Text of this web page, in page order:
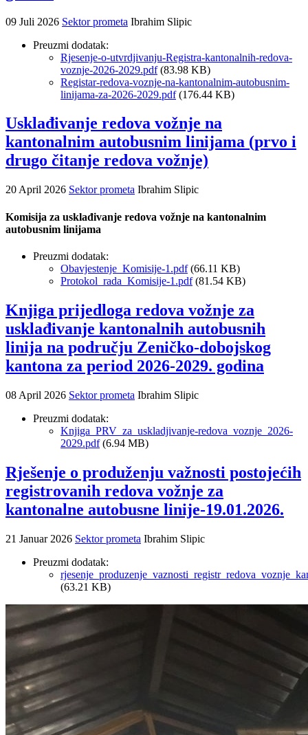
09 Juli 2026 Sektor prometa Ibrahim Slipic
Preuzmi dodatak:
Rjesenje-o-utvrdjivanju-Registra-kantonalnih-redova-
voznje-2026-2029.pdf(83.98 KB)
Registar-redova-voznje-na-kantonalnim-autobusnim-
linijama-za-2026-2029.pdf(176.44 KB)
Usklađivanje redova vožnje na
kantonalnim autobusnim linijama (prvo i
drugo čitanje redova vožnje)
20 April 2026 Sektor prometa Ibrahim Slipic
Komisija za usklađivanje redova vožnje na kantonalnim
autobusnim linijama
Preuzmi dodatak:
Obavjestenje_Komisije-1.pdf(66.11 KB)
Protokol_rada_Komisije-1.pdf(81.54 KB)
Knjiga prijedloga redova vožnje za
usklađivanje kantonalnih autobusnih
linija na području Zeničko-dobojskog
kantona za period 2026-2029. godina
08 April 2026 Sektor prometa Ibrahim Slipic
Preuzmi dodatak:
Knjiga_PRV_za_uskladjivanje-redova_voznje_2026-
2029.pdf(6.94 MB)
Rješenje o produženju važnosti postojećih
registrovanih redova vožnje za
kantonalne autobusne linije-19.01.2026.
21 Januar 2026 Sektor prometa Ibrahim Slipic
Preuzmi dodatak:
(63.21 KB)